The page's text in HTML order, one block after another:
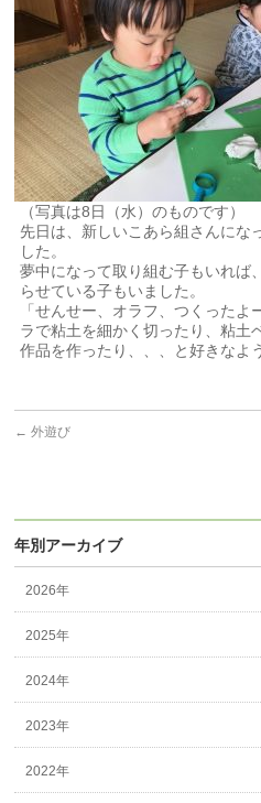
（写真は8日（水）のものです）
先日は、新しいこあら組さんにな
した。
夢中になって取り組む子もいれば
らせている子もいました。
「せんせー、オラフ、つくった
ラで粘土を細かく切ったり、粘土
作品を作ったり、、、と好きなよ
← 外遊び
年別アーカイブ
2026年
2025年
2024年
2023年
2022年